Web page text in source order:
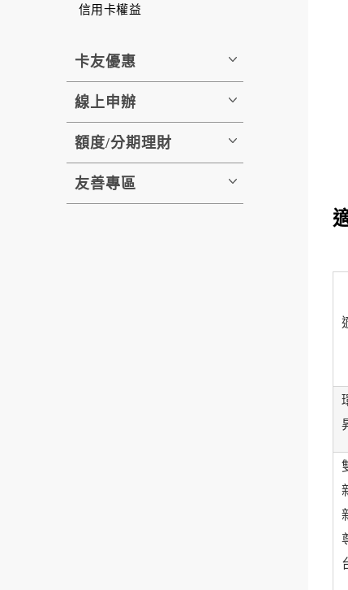
信用卡權益
卡友優惠
線上申辦
額度/分期理財
友善專區